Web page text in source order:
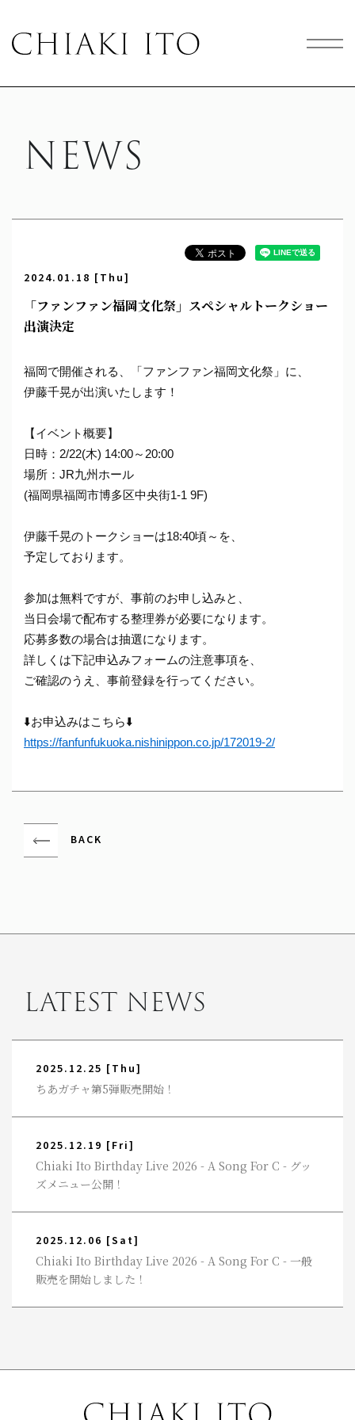
NEWS
2024.01.18 [Thu]
「ファンファン福岡文化祭」スペシャルトークショー
出演決定
福岡で開催される、「ファンファン福岡文化祭」に、
伊藤千晃が出演いたします！
【イベント概要】
日時：2/22(木) 14:00～20:00
場所：JR九州ホール
(福岡県福岡市博多区中央街1-1 9F)
伊藤千晃のトークショーは18:40頃～を、
予定しております。
参加は無料ですが、事前のお申し込みと、
当日会場で配布する整理券が必要になります。
応募多数の場合は抽選になります。
詳しくは下記申込みフォームの注意事項を、
ご確認のうえ、事前登録を行ってください。
⬇️お申込みはこちら⬇️
https://fanfunfukuoka.nishinippon.co.jp/172019-2/
BACK
LATEST NEWS
2025.12.25 [Thu]
ちあガチャ第5弾販売開始！
2025.12.19 [Fri]
Chiaki Ito Birthday Live 2026 - A Song For C - グッ
ズメニュー公開！
2025.12.06 [Sat]
Chiaki Ito Birthday Live 2026 - A Song For C - 一般
販売を開始しました！